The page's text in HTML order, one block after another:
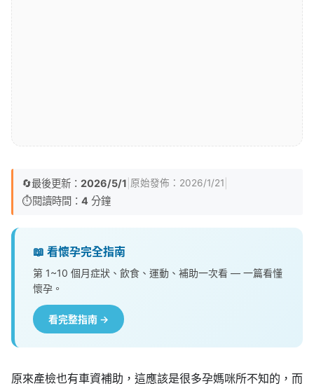
🔄最後更新： 2026/5/1 原始發佈： 2026/1/21
⏱️閱讀時間： 4 分鐘
📖 看懷孕完全指南
第 1~10 個月症狀、飲食、運動、補助一次看 — 一篇看懂
懷孕。
看完整指南 →
原來產檢也有車資補助，這應該是很多孕媽咪所不知的，而